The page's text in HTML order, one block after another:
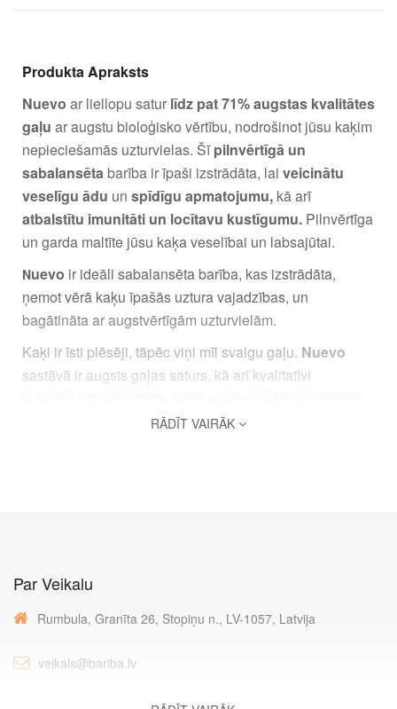
Produkta Apraksts
Nuevo ar liellopu satur līdz pat 71% augstas kvalitātes
gaļu ar augstu bioloģisko vērtību, nodrošinot jūsu kaķim
nepieciešamās uzturvielas. Šīpilnvērtīgā un
sabalansēta barība ir īpaši izstrādāta, lai veicinātu
veselīgu ādu un spīdīgu apmatojumu, kā arī
atbalstītu imunitāti un locītavu kustīgumu. Pilnvērtīga
un garda maltīte jūsu kaķa veselībai un labsajūtai.
Nuevo ir ideāli sabalansēta barība, kas izstrādāta,
ņemot vērā kaķu īpašās uztura vajadzības, un
bagātināta ar augstvērtīgām uzturvielām.
Kaķi ir īsti plēsēji, tāpēc viņi mīl svaigu gaļu. Nuevo
sastāvā ir augsts gaļas saturs, kā arī kvalitatīvi
dabīgu garšu un augstu uzturvērtību.
RĀDĪT VAIRĀK
Par Veikalu
Rumbula, Granīta 26, Stopiņu n., LV-1057, Latvija
veikals@bariba.lv